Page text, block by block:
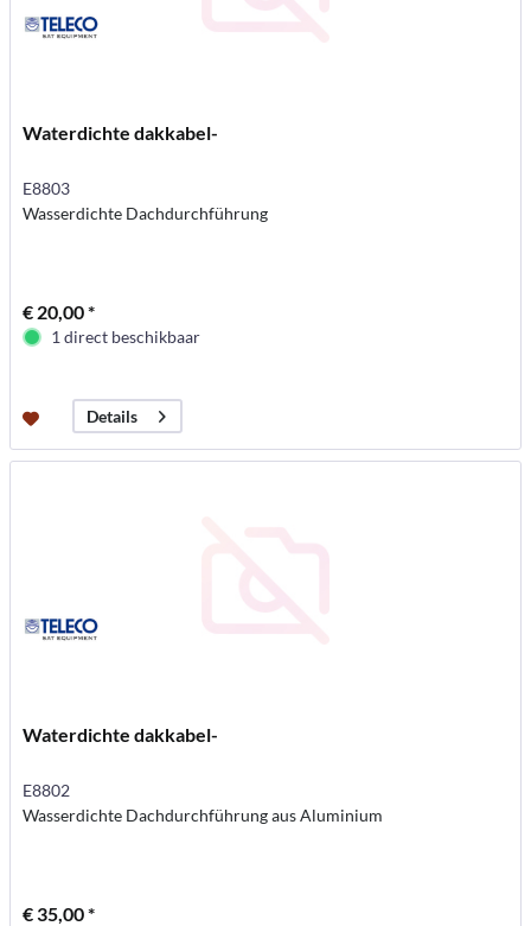
Waterdichte dakkabel-
E8803
Wasserdichte Dachdurchführung
€ 20,00 *
1 direct beschikbaar
Details
Waterdichte dakkabel-
E8802
Wasserdichte Dachdurchführung aus Aluminium
€ 35,00 *